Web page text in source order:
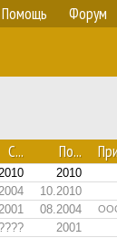
Помощь Форум
С... По...
2010
10.2010
08.2004
2001